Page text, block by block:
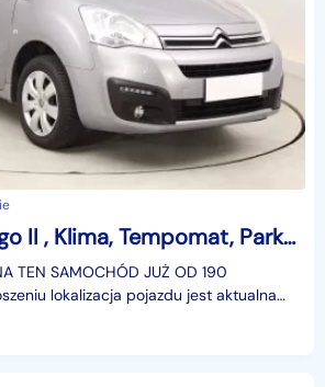
Citroen Berlingo II , Klima, Tempomat, Parktronic
TEN SAMOCHÓD JUŻ OD 190
lokalizacja pojazdu jest aktualna
ogłoszenia. Przed przyjazdem do